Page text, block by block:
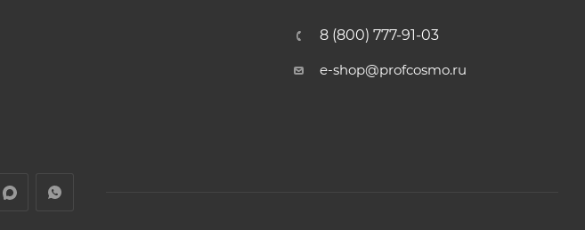
8 (800) 777-91-03
e-shop@profcosmo.ru